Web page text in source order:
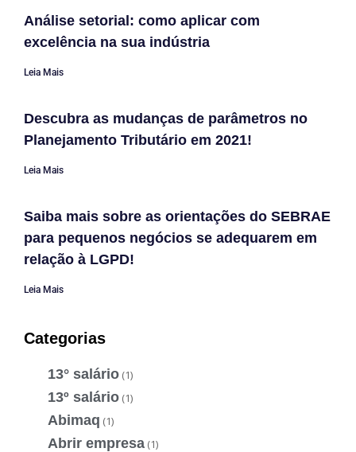
Análise setorial: como aplicar com
excelência na sua indústria
Leia Mais
Descubra as mudanças de parâmetros no
Planejamento Tributário em 2021!
Leia Mais
Saiba mais sobre as orientações do SEBRAE
para pequenos negócios se adequarem em
relação à LGPD!
Leia Mais
Categorias
13° salário (1)
13º salário (1)
Abimaq (1)
Abrir empresa (1)